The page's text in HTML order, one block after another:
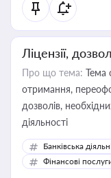
Ліцензії,
Про що тема: Тема
отримання,
дозволів,
діяльності
Банківська
Фінансові